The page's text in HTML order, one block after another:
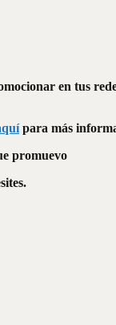
en tus
para más
promuevo